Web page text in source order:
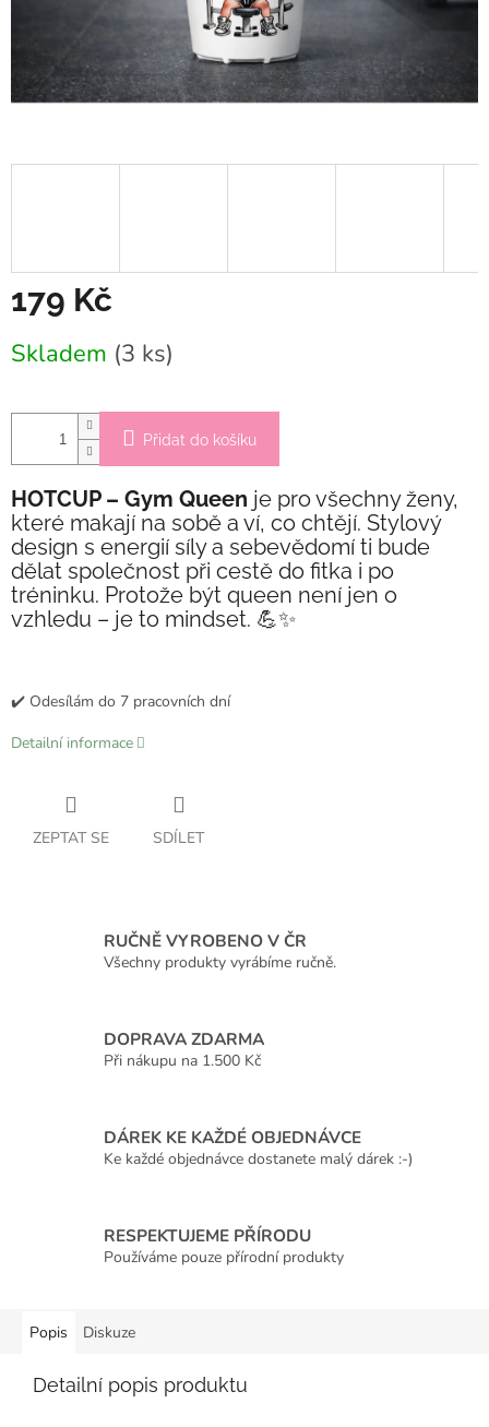
179 Kč
cena:
Skladem (3 ks)
Přidat do košíku
HOTCUP – Gym Queen je pro všechny ženy,
které makají na sobě a ví, co chtějí. Stylový
design s energií síly a sebevědomí ti bude
dělat společnost při cestě do fitka i po
tréninku. Protože být queen není jen o
vzhledu – je to mindset. 💪✨
✔️ Odesílám do 7 pracovních dní
Detailní informace
ZEPTAT SE SDÍLET
RUČNĚ VYROBENO V ČR
Všechny produkty vyrábíme ručně.
DOPRAVA ZDARMA
Při nákupu na 1.500 Kč
DÁREK KE KAŽDÉ OBJEDNÁVCE
Ke každé objednávce dostanete malý dárek :-)
RESPEKTUJEME PŘÍRODU
Používáme pouze přírodní produkty
Popis Diskuze
Detailní popis produktu